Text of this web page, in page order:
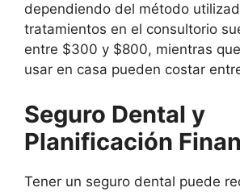
dependiendo del método
tratamientos en el consultorio
entre $300 y $800, mientras
usar en casa pueden costar
Seguro Dental y
Planificación
Tener un seguro dental puede